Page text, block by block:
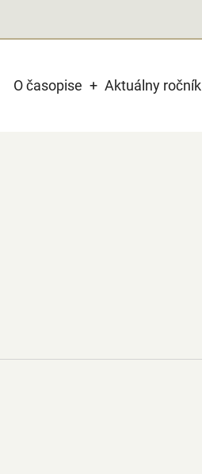
O časopise Aktuálny ročník